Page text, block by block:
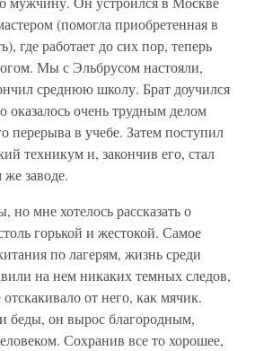
(помогла приобретенная в
где работает до сих пор, теперь
Мы с Эльбрусом настояли,
среднюю школу. Брат доучился
оказалось очень трудным делом
перерыва в учебе. Затем поступил
техникум и, закончив его, стал
заводе.
но мне хотелось рассказать о
горькой и жестокой. Самое
по лагерям, жизнь среди
на нем никаких темных следов,
отскакивало от него, как мячик.
беды, он вырос благородным,
Сохранив все то хорошее,